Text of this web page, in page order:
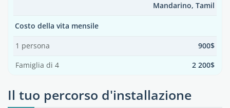
Mandarino, Tamil
Costo della vita mensile
1 persona 900$
Famiglia di 4 2 200$
Il tuo percorso d'installazione